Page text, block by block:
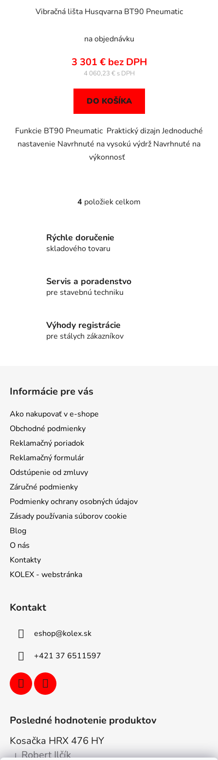
Vibračná lišta Husqvarna BT90 Pneumatic
na objednávku
3 301 € bez DPH
4 060,23 €
DO KOŠÍKA
Funkcie BT90 Pneumatic Praktický dizajn Jednoduché
nastavenie Navrhnuté na vysokú výdrž Navrhnuté na
výkonnosť
O
á
d
i
e
v
k
4 položiek celkom
Rýchle doručenie
skladového tovaru
Servis a poradenstvo
pre stavebnú techniku
Výhody registrácie
pre stálych zákazníkov
Informácie pre vás
Ako nakupovať v e-shope
Obchodné podmienky
Reklamačný poriadok
Reklamačný formulár
Odstúpenie od zmluvy
Záručné podmienky
Podmienky ochrany osobných údajov
Zásady používania súborov cookie
Blog
O nás
Kontakty
KOLEX - webstránka
Kontakt
eshop@kolex.sk
+421 37 6511597
Posledné hodnotenie produktov
Kosačka HRX 476 HY
| Robert Ilčík